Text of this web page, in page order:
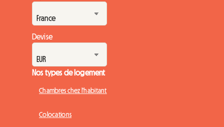
Devise
Nos types de logement
Chambres chez l'habitant
Colocations